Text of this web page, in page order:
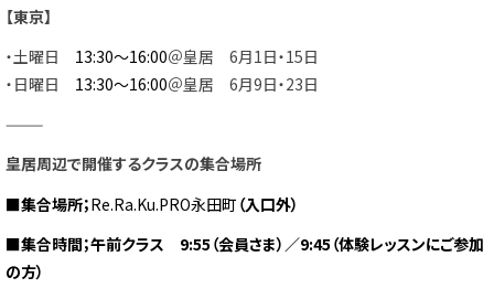
【東京】
・土曜日 13:30～16:00＠皇居 6月1日・15日
・日曜日 13:30～16:00＠皇居 6月9日・23日
———
皇居周辺で開催するクラスの集合場所
■集合場所；Re.Ra.Ku.PRO永田町 （入口外）
■集合時間；午前クラス 9:55（会員さま）／9:45（体験レッスンにご参加
の方）